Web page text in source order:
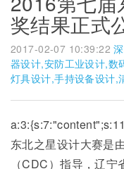
奖结果正式
2017-02-07 10:39:22
器设计,安防工业设计,数
灯具设计,手持设备设计,
东北之星设计大赛是
（CDC）指导，辽